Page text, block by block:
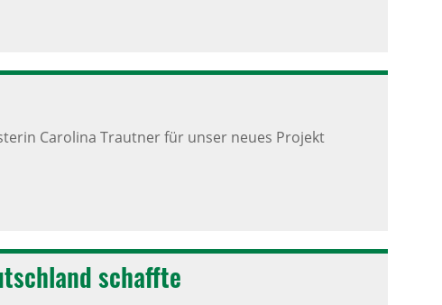
Carolina Trautner für unser neues Projekt
schaffte